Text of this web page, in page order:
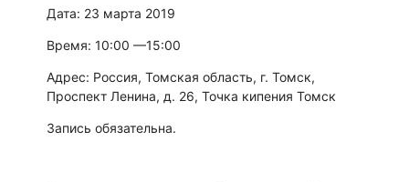
Дата: 23 марта 2019
Время: 10:00 —15:00
Адрес: Россия, Томская область, г. Томск,
Проспект Ленина, д. 26, Точка кипения Томск
Запись обязательна.